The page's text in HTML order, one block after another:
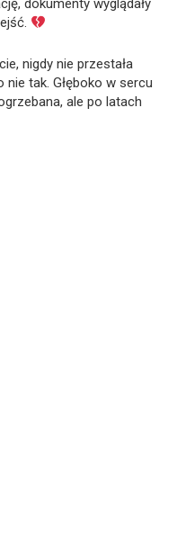
dokumenty wyglądały
nigdy nie przestała
tak. Głęboko w sercu
ale po latach